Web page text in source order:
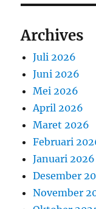
Archives
Juli 2026
Juni 2026
Mei 2026
April 2026
Maret 2026
Februari
Januari 2026
Desember
November